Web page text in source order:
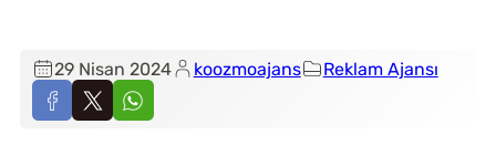
29 Nisan 2024 koozmoajans Reklam Ajansı